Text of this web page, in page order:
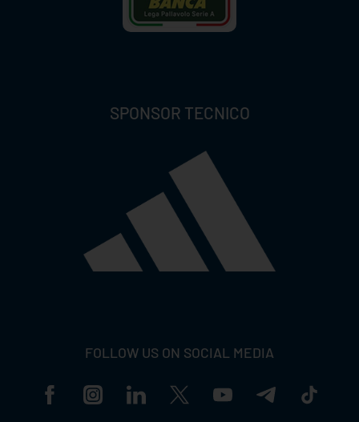
SPONSOR TECNICO
FOLLOW US ON SOCIAL MEDIA